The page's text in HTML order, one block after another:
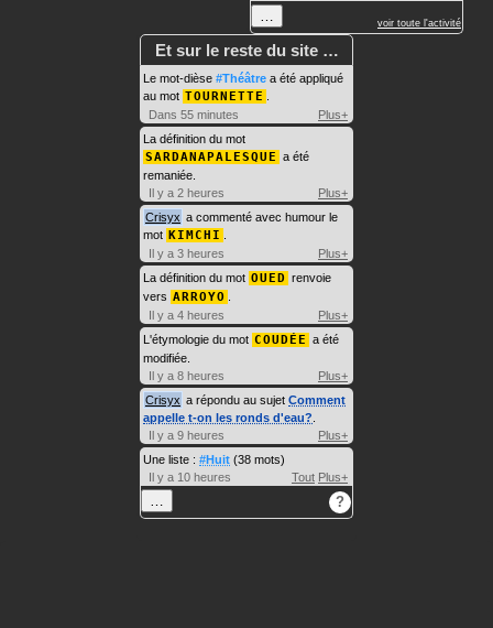
voir toute l'activité
Et sur le reste du site …
Le mot-dièse #Théâtre a été appliqué
au mot TOURNETTE
Dans 55 minutes
Plus+
La définition du mot
SARDANAPALESQUE a été
remaniée.
Il y a 2 heures
Plus+
Crisyx a commenté avec humour le
mot KIMCHI
Il y a 3 heures
Plus+
La définition du mot OUED renvoie
vers ARROYO
Il y a 4 heures
Plus+
L'étymologie du mot COUDÉE a été
modifiée.
Il y a 8 heures
Plus+
Crisyx a répondu au sujet Comment
appelle t-on les ronds d'eau?
Il y a 9 heures
Plus+
Une liste : #Huit (38 mots)
Il y a 10 heures
Tout Plus+
?